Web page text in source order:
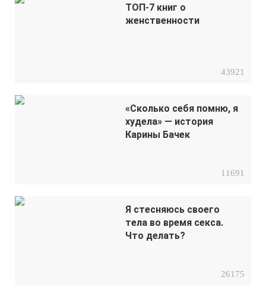
ТОП-7 книг о
женственности
43921
«Сколько себя помню, я
худела» — история
Карины Бачек
11691
Я стесняюсь своего
тела во время секса.
Что делать?
26175